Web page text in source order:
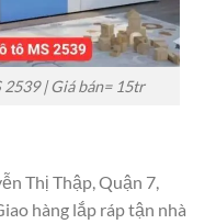
| Giá bán= 15tr
Thị Thập, Quận 7,
hàng lắp ráp tận nhà